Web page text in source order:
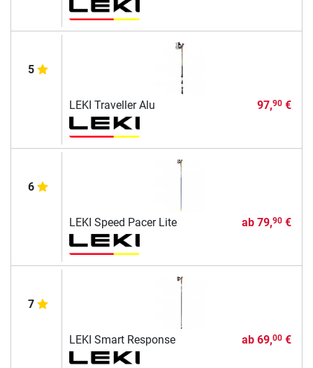
5
LEKI Traveller Alu 97,90€
6
LEKI Speed Pacer Lite ab 79,90€
7
LEKI Smart Response ab 69,00€